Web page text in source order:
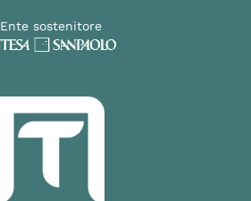
Ente sostenitore